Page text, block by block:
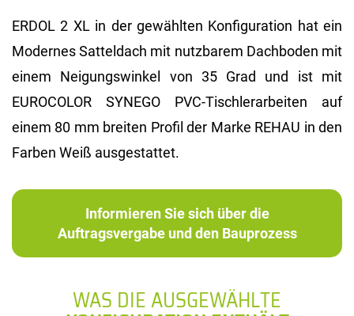
ERDOL 2 XL in der gewählten Konfiguration hat ein
Modernes Satteldach mit nutzbarem Dachboden mit
einem Neigungswinkel von 35 Grad und ist mit
EUROCOLOR SYNEGO PVC-Tischlerarbeiten auf
einem 80 mm breiten Profil der Marke REHAU in den
Farben Weiß ausgestattet.
Informieren Sie sich über die
Auftragsvergabe und den Bauprozess
WAS DIE AUSGEWÄHLTE